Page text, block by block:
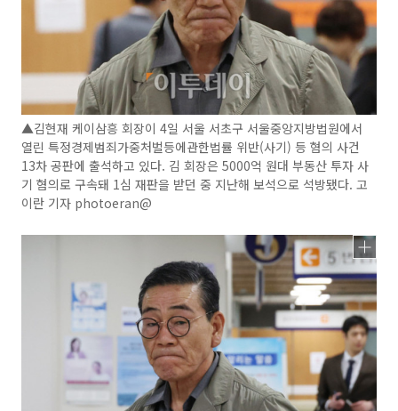
▲김현재 케이삼흥 회장이 4일 서울 서초구 서울중앙지방법원에서
열린 특정경제범죄가중처벌등에관한법률 위반(사기) 등 혐의 사건
13차 공판에 출석하고 있다. 김 회장은 5000억 원대 부동산 투자 사
기 혐의로 구속돼 1심 재판을 받던 중 지난해 보석으로 석방됐다. 고
이란 기자 photoeran@